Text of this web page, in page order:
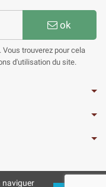
ok
trouverez pour cela
d'utilisation du site.
naviguer